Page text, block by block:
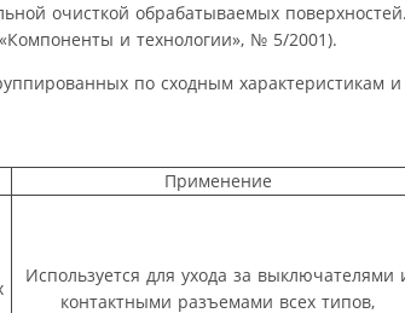
очисткой обрабатываемых
и технологии», № 5/2001).
по сходным характеристикам и
Применение
Используется для ухода за выключателями
контактными разъемами всех типов,